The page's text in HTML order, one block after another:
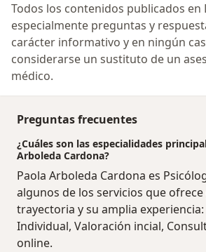
Todos los contenidos publicados en
especialmente preguntas y
carácter informativo y en ningún
considerarse un sustituto de un
médico.
Preguntas frecuentes
¿Cuáles son las especialidades
Arboleda Cardona?
Paola Arboleda Cardona es
algunos de los servicios que ofrece
trayectoria y su amplia
Individual, Valoración incial,
online.